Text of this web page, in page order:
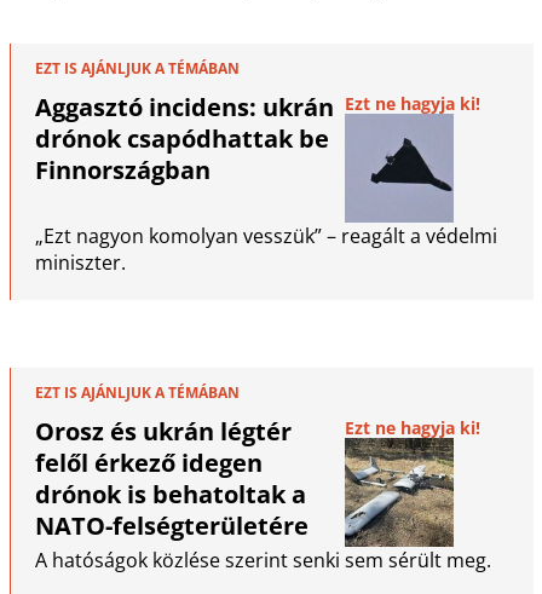
EZT IS AJÁNLJUK A TÉMÁBAN
Aggasztó incidens: ukrán
drónok csapódhattak be
Finnországban
Ezt ne hagyja ki!
„Ezt nagyon komolyan vesszük” – reagált a védelmi
miniszter.
EZT IS AJÁNLJUK A TÉMÁBAN
Orosz és ukrán légtér
felől érkező idegen
drónok is behatoltak a
NATO-felségterületére
Ezt ne hagyja ki!
A hatóságok közlése szerint senki sem sérült meg.